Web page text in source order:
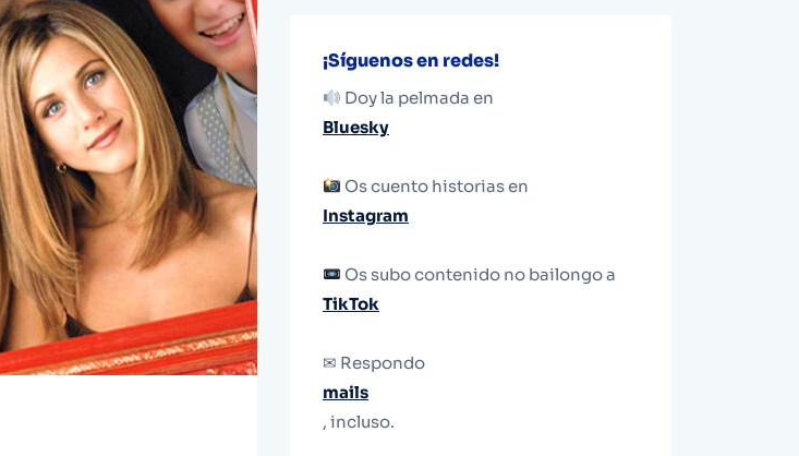
¡Síguenos en redes!
Doy la pelmada en
Bluesky
Os cuento historias en
Instagram
Os subo contenido no bailongo a
TikTok
✉ Respondo
mails
, incluso.